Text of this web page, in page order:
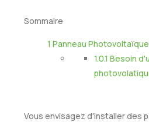
Sommaire
1 Panneau
1.0.1 Besoin
Vous envisagez d'installer des